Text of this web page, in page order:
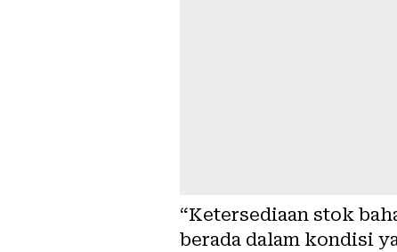
“Ketersediaan stok
berada dalam kondisi